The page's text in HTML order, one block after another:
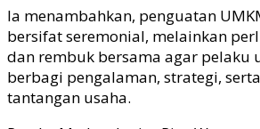
Ia menambahkan, penguatan
bersifat seremonial, melainkan
dan rembuk bersama agar pelaku
berbagi pengalaman, strategi,
tantangan usaha.